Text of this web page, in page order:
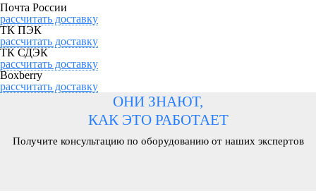
Почта России
рассчитать доставку
ТК ПЭК
рассчитать доставку
ТК СДЭК
рассчитать доставку
Boxberry
рассчитать доставку
ОНИ ЗНАЮТ,
КАК ЭТО РАБОТАЕТ
Получите консультацию по оборудованию от наших экспертов